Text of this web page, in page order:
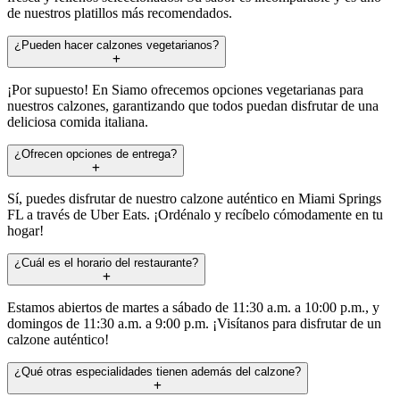
de nuestros platillos más recomendados.
¿Pueden hacer calzones vegetarianos?
¡Por supuesto! En Siamo ofrecemos opciones vegetarianas para
nuestros calzones, garantizando que todos puedan disfrutar de una
deliciosa comida italiana.
¿Ofrecen opciones de entrega?
Sí, puedes disfrutar de nuestro calzone auténtico en Miami Springs
FL a través de Uber Eats. ¡Ordénalo y recíbelo cómodamente en tu
hogar!
¿Cuál es el horario del restaurante?
Estamos abiertos de martes a sábado de 11:30 a.m. a 10:00 p.m., y
domingos de 11:30 a.m. a 9:00 p.m. ¡Visítanos para disfrutar de un
calzone auténtico!
¿Qué otras especialidades tienen además del calzone?